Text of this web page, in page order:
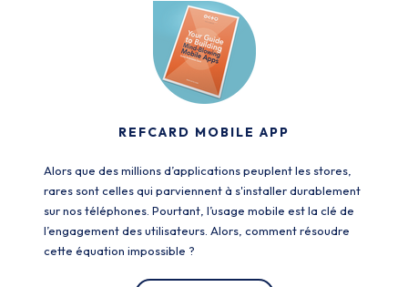
REFCARD MOBILE APP
Alors que des millions d’applications peuplent les stores,
rares sont celles qui parviennent à s'installer durablement
sur nos téléphones. Pourtant, l’usage mobile est la clé de
l’engagement des utilisateurs. Alors, comment résoudre
cette équation impossible ?